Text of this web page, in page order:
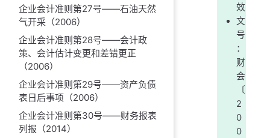
企业会计准则第27号——石油天然
气开采（2006）
企业会计准则第28号——会计政
策、会计估计变更和差错更正
（2006）
企业会计准则第29号——资产负债
表日后事项（2006）
企业会计准则第30号——财务报表
列报（2014）
效
文
号
：
财
会
〔
2
0
0